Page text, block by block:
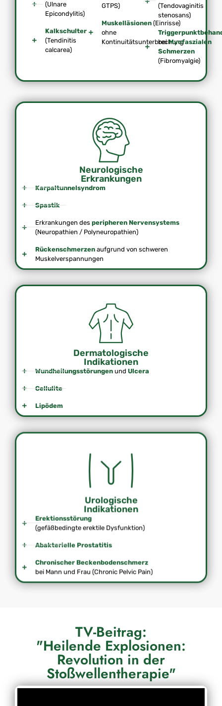
(Ulnare
Epicondylitis)
Kalkschulter
(Tendinitis
calcarea)
GTPS)
Muskelläsionen(Einrisse)
ohne
Kontinuitätsunterbrechung
(Tendovaginitis
stenosans)
beiMyofaszialen
Schmerzen
(Fibromyalgie)
Neurologische
Erkrankungen
Karpaltunnelsyndrom
Spastik
Erkrankungen des peripheren Nervensystems
(Neuropathien / Poly­neuropathien)
Rückenschmerzenaufgrund von schweren
Muskelverspannungen
Dermatologische
Indikationen
Wundheilungsstörungenund Ulcera
Cellulite
Lipödem
Urologische
Indikationen
Erektionsstörung
(gefäßbedingte erektile Dysfunktion)
Abakterielle Prostatitis
Chronischer Beckenbodenschmerz
bei Mann und Frau (Chronic Pelvic Pain)
TV-Beitrag:
"Heilende Explosionen:
Revolution in der
Stoßwellentherapie"